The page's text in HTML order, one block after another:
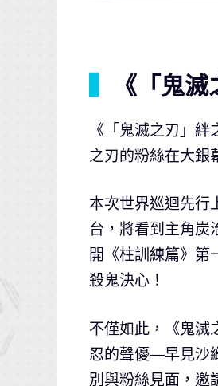
《「鬼
《「鬼滅之刃」
之刃的粉絲在大銀
本次世界巡迴先行
台，將看到主角炭
開《柱訓練篇》
殺鬼決心！
不僅如此，《鬼滅
忍的聲優—早見沙
別與粉絲見面，邀